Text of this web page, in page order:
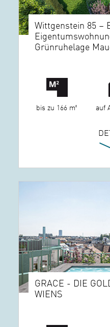
Wittgenstein 85 –
Grünruhelage
bis zu 166 m² auf
GRACE - DIE
WIENS